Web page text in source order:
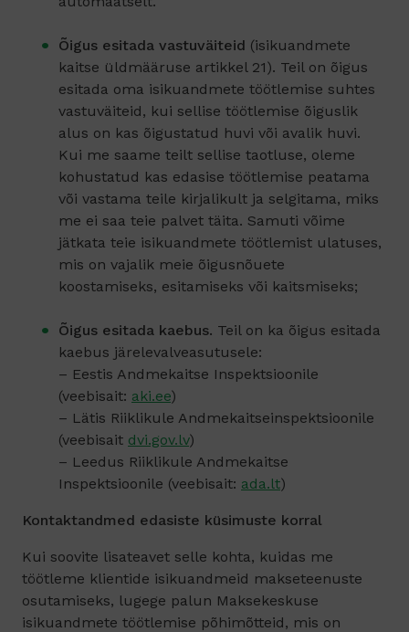
Õigus esitada vastuväiteid (isikuandmete
kaitse üldmääruse artikkel 21). Teil on õigus
esitada oma isikuandmete töötlemise suhtes
vastuväiteid, kui sellise töötlemise õiguslik
alus on kas õigustatud huvi või avalik huvi.
Kui me saame teilt sellise taotluse, oleme
kohustatud kas edasise töötlemise peatama
või vastama teile kirjalikult ja selgitama, miks
me ei saa teie palvet täita. Samuti võime
jätkata teie isikuandmete töötlemist ulatuses,
mis on vajalik meie õigusnõuete
koostamiseks, esitamiseks või kaitsmiseks;
Õigus esitada kaebus. Teil on ka õigus esitada
kaebus järelevalveasutusele:
– Eestis Andmekaitse Inspektsioonile
(veebisait: aki.ee)
– Lätis Riiklikule Andmekaitseinspektsioonile
(veebisait dvi.gov.lv)
– Leedus Riiklikule Andmekaitse
Inspektsioonile (veebisait: ada.lt)
Kontaktandmed edasiste küsimuste korral
Kui soovite lisateavet selle kohta, kuidas me
töötleme klientide isikuandmeid makseteenuste
osutamiseks, lugege palun Maksekeskuse
isikuandmete töötlemise põhimõtteid, mis on